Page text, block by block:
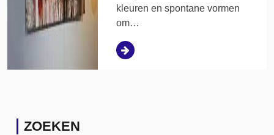
kleuren en spontane vormen
om…
ZOEKEN